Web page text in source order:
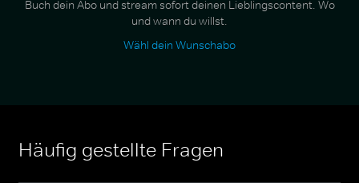
Buch dein Abo und stream sofort deinen Lieblingscontent. Wo
und wann du willst.
Wähl dein Wunschabo
Häufig gestellte Fragen